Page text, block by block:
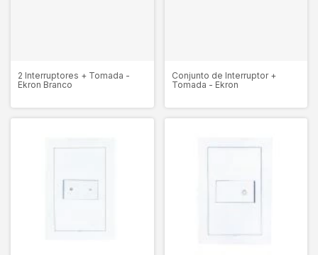
2 Interruptores + Tomada -
Ekron Branco
Conjunto de Interruptor +
Tomada - Ekron